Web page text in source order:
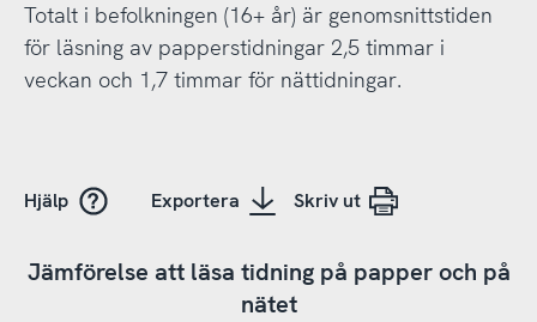
Totalt i befolkningen (16+ år) är genomsnittstiden
för läsning av papperstidningar 2,5 timmar i
veckan och 1,7 timmar för nättidningar.
Hjälp Exportera Skriv ut
Jämförelse att läsa tidning på papper och på
nätet